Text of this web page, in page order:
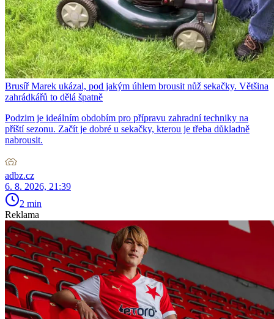
Brusíř Marek ukázal, pod jakým úhlem brousit nůž sekačky. Většina
zahrádkářů to dělá špatně
Podzim je ideálním obdobím pro přípravu zahradní techniky na
příští sezonu. Začít je dobré u sekačky, kterou je třeba důkladně
nabrousit.
adbz.cz
6. 8. 2026, 21:39
2 min
Reklama